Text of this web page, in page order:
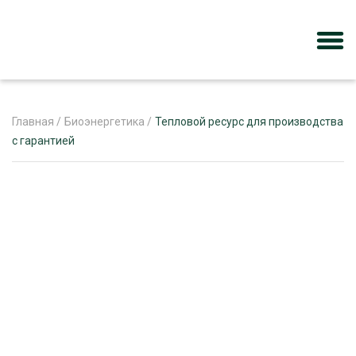
Главная / Биоэнергетика / Тепловой ресурс для производства
с гарантией